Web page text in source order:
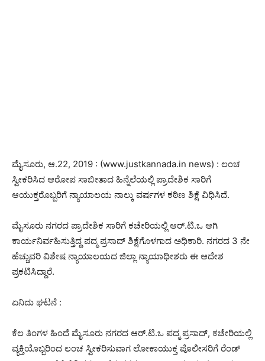
ಮೈಸೂರು, ಆ.22, 2019 : (www.justkannada.in news) : ಲಂಚ
ಸ್ವೀಕರಿಸಿದ ಆರೋಪ ಸಾಬೀತಾದ ಹಿನ್ನೆಲೆಯಲ್ಲಿ ಪ್ರಾದೇಶಿಕ ಸಾರಿಗೆ
ಆಯುಕ್ತರೊಬ್ಬರಿಗೆ ನ್ಯಾಯಾಲಯ ನಾಲ್ಕು ವರ್ಷಗಳ ಕಠಿಣ ಶಿಕ್ಷೆ ವಿಧಿಸಿದೆ.
ಮೈಸೂರು ನಗರದ ಪ್ರಾದೇಶಿಕ ಸಾರಿಗೆ ಕಚೇರಿಯಲ್ಲಿ ಆರ್.ಟಿ.ಒ ಆಗಿ
ಕಾರ್ಯನಿರ್ವಹಿಸುತ್ತಿದ್ದ ಪದ್ಮ ಪ್ರಸಾದ್ ಶಿಕ್ಷೆಗೊಳಗಾದ ಅಧಿಕಾರಿ. ನಗರದ 3 ನೇ
ಹೆಚ್ಚುವರಿ ವಿಶೇಷ ನ್ಯಾಯಾಲಯದ ಜಿಲ್ಲಾ ನ್ಯಾಯಾಧೀಶರು ಈ ಆದೇಶ
ಪ್ರಕಟಿಸಿದ್ದಾರೆ.
ಏನಿದು ಘಟನೆ :
ಕೆಲ ತಿಂಗಳ ಹಿಂದೆ ಮೈಸೂರು ನಗರದ ಆರ್.ಟಿ.ಒ ಪದ್ಮ ಪ್ರಸಾದ್, ಕಚೇರಿಯಲ್ಲಿ
ವ್ಯಕ್ತಿಯೊಬ್ಬರಿಂದ ಲಂಚ ಸ್ವೀಕರಿಸುವಾಗ ಲೋಕಾಯುಕ್ತ ಪೊಲೀಸರಿಗೆ ರೆಂಡ್